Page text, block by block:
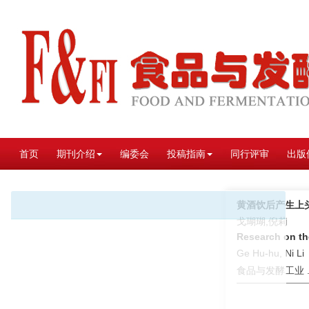
首页 期刊介绍 编委会 投稿指南 同行评审 出版
黄酒饮后产生上
戈瑚瑚,倪莉
Research on
Ge Hu-hu, Ni Li
食品与发酵工业